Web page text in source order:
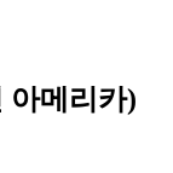
아메리카)